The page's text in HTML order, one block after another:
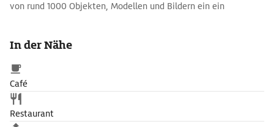
von rund 1000 Objekten, Modellen und Bildern ein ein
mit bischöflichem Prunk des Mittelalters bis hin zum
industriellen Wandel des 19. Jh.
In der Nähe
Café
Restaurant